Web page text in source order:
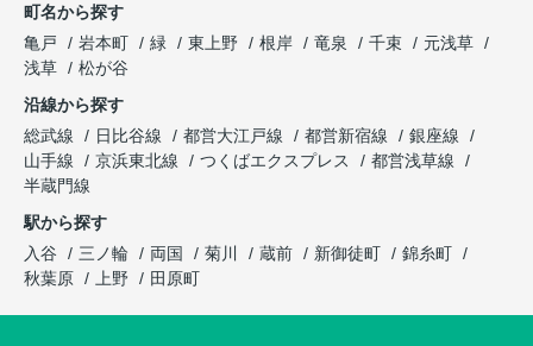
町名から探す
亀戸
岩本町 緑 東上野 根岸 竜泉 千束
元浅草
浅草
松が谷
沿線から探す
総武線
日比谷線 都営大江戸線 都営新宿線
銀座線
山手線
京浜東北線 つくばエクスプレス
都営浅草線
半蔵門線
駅から探す
入谷
三ノ輪 両国 菊川 蔵前 新御徒町
錦糸町
秋葉原
上野 田原町